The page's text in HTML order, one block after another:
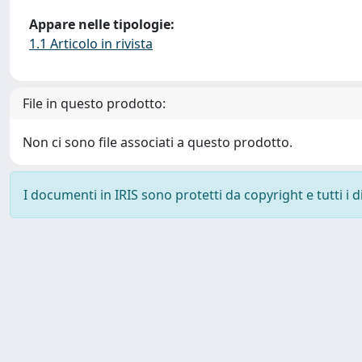
Appare nelle tipologie:
1.1 Articolo in rivista
File in questo prodotto:
Non ci sono file associati a questo prodotto.
I documenti in IRIS sono protetti da copyright e tutti i